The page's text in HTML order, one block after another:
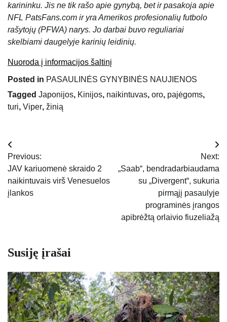
karininku. Jis ne tik rašo apie gynybą, bet ir pasakoja apie
NFL PatsFans.com ir yra Amerikos profesionalių futbolo
rašytojų (PFWA) narys. Jo darbai buvo reguliariai
skelbiami daugelyje karinių leidinių.
Nuoroda į informacijos šaltinį
Posted in PASAULINĖS GYNYBINĖS NAUJIENOS
Tagged Japonijos, Kinijos, naikintuvas, oro, pajėgoms,
turi, Viper, žinią
Navigacija
tarp
įrašų
Previous:
JAV kariuomenė skraido 2
naikintuvais virš Venesuelos
įlankos
Next:
„Saab“, bendradarbiaudama
su „Divergent“, sukuria
pirmąjį pasaulyje
programinės įrangos
apibrėžtą orlaivio fiuzeliažą
Susiję įrašai